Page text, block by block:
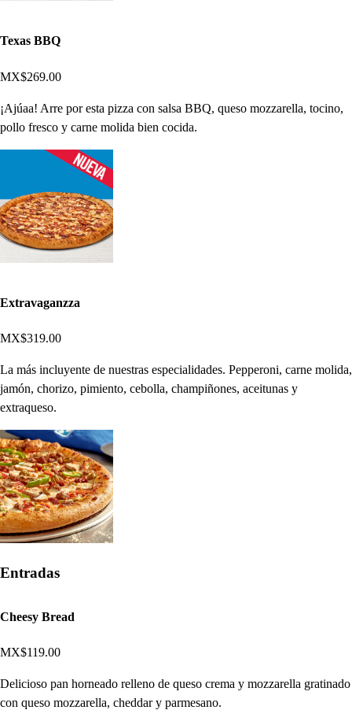
Texas BBQ
MX$269.00
¡Ajúaa! Arre por esta pizza con salsa BBQ, queso mozzarella, tocino,
pollo fresco y carne molida bien cocida.
Extravaganzza
MX$319.00
La más incluyente de nuestras especialidades. Pepperoni, carne molida,
jamón, chorizo, pimiento, cebolla, champiñones, aceitunas y
extraqueso.
Entradas
Cheesy Bread
MX$119.00
Delicioso pan horneado relleno de queso crema y mozzarella gratinado
con queso mozzarella, cheddar y parmesano.